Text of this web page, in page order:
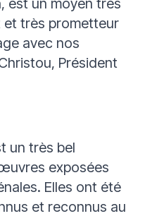
et très prometteur
avec nos
Président
un très bel
exposées
Elles ont été
et reconnus au